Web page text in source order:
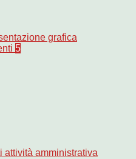
grafica
5
attività amministrativa